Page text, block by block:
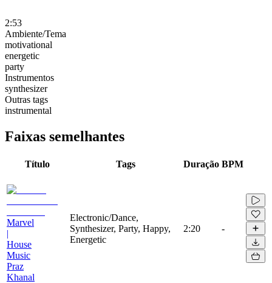
2:53
Ambiente/Tema
motivational
energetic
party
Instrumentos
synthesizer
Outras tags
instrumental
Faixas semelhantes
Título Tags Duração BPM
Marvel
|
House
Music
Praz
Khanal
Electronic/Dance,
Synthesizer, Party, Happy,
Energetic
2:20 -